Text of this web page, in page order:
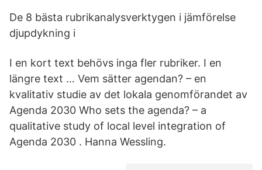
De 8 bästa rubrikanalysverktygen i jämförelse
djupdykning i
I en kort text behövs inga fler rubriker. I en
längre text … Vem sätter agendan? – en
kvalitativ studie av det lokala genomförandet av
Agenda 2030 Who sets the agenda? – a
qualitative study of local level integration of
Agenda 2030 . Hanna Wessling.